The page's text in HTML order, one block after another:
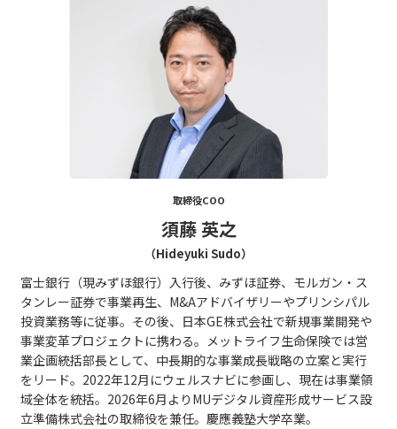
取締役COO
須藤 英之
（Hideyuki Sudo）
富士銀行（現みずほ銀行）入行後、みずほ証券、モルガン・ス
タンレー証券で事業再生、M&Aアドバイザリーやプリンシパル
投資業務等に従事。その後、日本GE株式会社で新規事業開発や
事業変革プロジェクトに携わる。メットライフ生命保険では営
業企画統括部長として、中長期的な事業成長戦略の立案と実行
をリード。2022年12月にウェルスナビに参画し、現在は事業領
域全体を統括。2026年6月よりMUデジタル資産形成サービス設
立準備株式会社の取締役を兼任。慶應義塾大学卒業。